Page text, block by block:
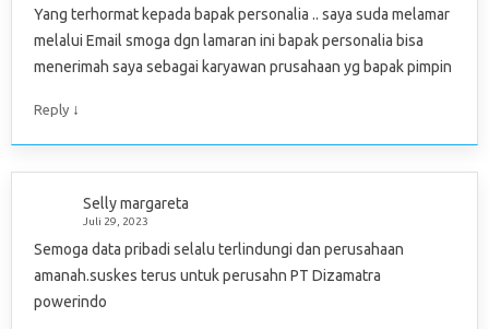
Yang terhormat kepada bapak personalia .. saya suda melamar
melalui Email smoga dgn lamaran ini bapak personalia bisa
menerimah saya sebagai karyawan prusahaan yg bapak pimpin
Reply ↓
Selly margareta
Juli 29, 2023
Semoga data pribadi selalu terlindungi dan perusahaan
amanah.suskes terus untuk perusahn PT Dizamatra
powerindo